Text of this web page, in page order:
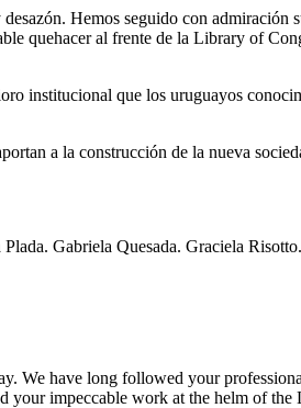
Hemos seguido con admiración
quehacer al frente de la Library of
institucional que los uruguayos
a la construcción de la nueva
Gabriela Quesada. Graciela
We have long followed your
your impeccable work at the helm of the